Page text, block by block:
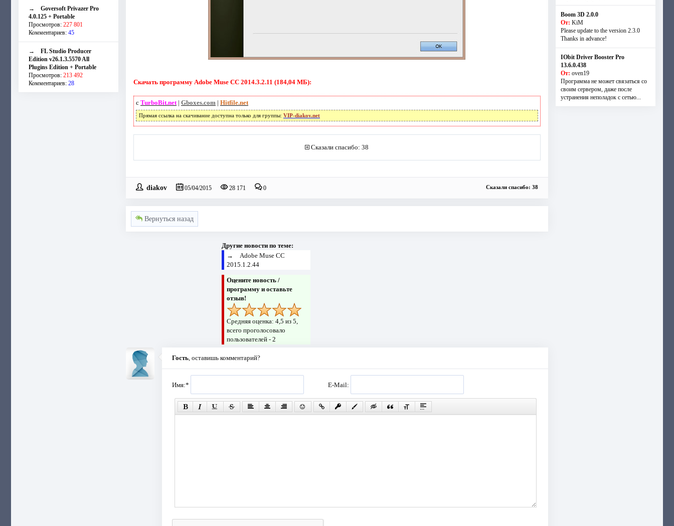
→ Goversoft Privazer Pro
4.0.125 + Portable
Просмотров: 227 801
Комментариев: 45
→ FL Studio Producer
Edition v26.1.3.5570 All
Plugins Edition + Portable
Просмотров: 213 492
Комментариев: 28 Скачать программу Adobe Muse CC 2014.3.2.11 (184,04 МБ):
с TurboBit.net| Gboxes.com| Hitfile.net
Прямая ссылка на скачивание доступна только для группы: VIP-diakov.net
Сказали спасибо: 38
diakov 05/04/2015 28 171 0 Сказали спасибо: 38
Вернуться назад
Другие новости по теме:
→ Adobe Muse CC
2015.1.2.44
Оцените новость /
программу и оставьте
отзыв!
Средняя оценка: 4,5 из 5,
всего проголосовало
пользователей - 2
Гость, оставишь комментарий?
Имя:* E-Mail:
Boom 3D 2.0.0
От: KiM
Please update to the version 2.3.0
Thanks in advance!
IObit Driver Booster Pro
13.6.0.438
От: oven19
Программа не может связаться со
своим сервером, даже после
устранения неполадок с сетью...